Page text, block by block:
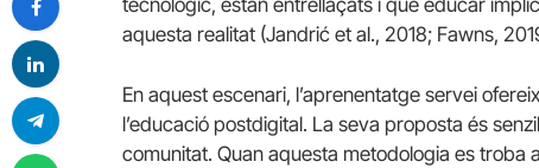
tecnològic, estan entrellaçats i que educar
aquesta realitat (Jandrić et al., 2018; Fawns,
En aquest escenari, l’aprenentatge servei
l’educació postdigital. La seva proposta és
comunitat. Quan aquesta metodologia es troba